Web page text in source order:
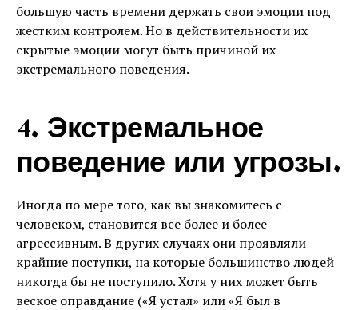
большую часть времени держать свои эмоции под
жестким контролем. Но в действительности их
скрытые эмоции могут быть причиной их
экстремального поведения.
4. Экстремальное
поведение или угрозы.
Иногда по мере того, как вы знакомитесь с
человеком, становится все более и более
агрессивным. В других случаях они проявляли
крайние поступки, на которые большинство людей
никогда бы не поступило. Хотя у них может быть
веское оправдание («Я устал» или «Я был в